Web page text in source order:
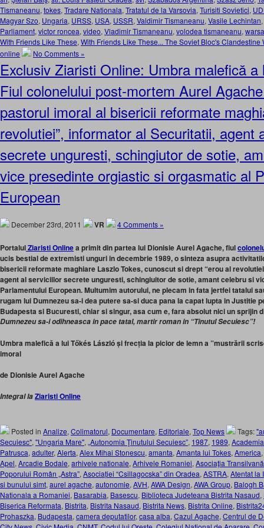
Tismaneanu, tokes, Tradare Nationala, Tratatul de la Varsovia, Turisiti Sovietici,
Magyar Szo, Ungaria, URSS, USA, USSR, Valdimir Tismaneanu, Vasile Lechintan,
Parliament, victor roncea, video, Vladimir Tismaneanu, volodea tismaneanu,
With Friends Like These, With Friends Like These... The Soviet Bloc's Clandestine
online
No Comments »
Exclusiv Ziaristi Online: Umbra malefică
Fiul colonelului post-mortem Aurel
pastorul imoral al bisericii reformate
revolutiei”, informator al Securitatii, agent
secrete unguresti, schingiutor de sotie,
vice presedinte orgiastic si orgasmatic al
European
December 23rd, 2011 VR 4 Comments »
PortalulZiaristi Onlinea primit din partea lui Dionisie Aurel Agache, fiul
ucis bestial de extremisti unguri in decembrie 1989, o sinteza asupra
bisericii reformate maghiare Laszlo Tokes, cunoscut si drept “erou al
agent al serviciilor secrete unguresti, schingiuitor de sotie, amant celebru si
Parlamentului European. Multumim autorului, ne plecam in fata jertfei tatalui
rugam lui Dumnezeu sa-i dea putere sa-si duca pana la capat lupta in Justitie
Budapesta si Bucuresti, chiar si singur, asa cum e, fara absolut nici un sprijin
Dumnezeu sa-i odihneasca in pace tatal, martir roman in “Tinutul Secuiesc”!
Umbra malefică a lui Tőkés László și frecția la picior de lemn a ”mustrării
imoral
de Dionisie Aurel Agache
Integral laZiaristi Online
Posted in Analize, Colimatorul, Documentare, Editoriale, Top News Tags:
Secuiesc", "Ungaria Mare", „Autonomia Ţinutului Secuiesc”, 1987, 1989,
Patrusca, adulter, Alerta, Alex Mihai Stonescu, amanta, Amanta lui Tokes, America,
Apel, Arcadie Bodale, arhivele nationale, Arhivele Romaniei, Asociaţia
Poporului Român „Astra”, Asociației “Csillagocska” din Oradea, ASTRA, Atentat la
si bunului simt, aurel agache, autonomie, AVH, AWA Design, AWA Group, Balogh
Nationala a Romaniei, Basarabia, Basescu, Biblioteca Judeteana Bistrita Nasaud,
Biserica Reformata, Bistrita, Bistrita Nasaud, Bistrita News, Bistrita Online,
Prohaszka, Budapesta, camera deputatilor, casa alba, Cazul Agache, Centrul de